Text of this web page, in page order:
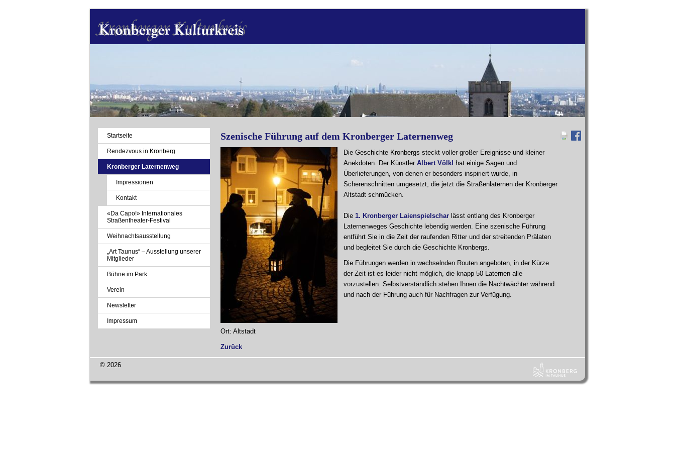
Szenische Führung auf dem Kronberger Laternenweg
Die Geschichte Kronbergs steckt voller großer Ereignisse und kleiner
Anekdoten. Der Künstler Albert Völkl
hat einige Sagen und
Überlieferungen, von denen er besonders inspiriert wurde, in
Scherenschnitten umgesetzt, die jetzt die Straßenlaternen der Kronberger
Altstadt schmücken.
Die 1. Kronberger Laienspielschar lässt entlang des Kronberger
Laternenweges Geschichte lebendig werden. Eine szenische Führung
entführt Sie in die Zeit der raufenden Ritter und der streitenden Prälaten
und begleitet Sie durch die Geschichte Kronbergs.
Die Führungen werden in wechselnden Routen angeboten, in der Kürze
der Zeit ist es leider nicht möglich, die knapp 50 Laternen alle
vorzustellen. Selbstverständlich stehen Ihnen die Nachtwächter während
und nach der Führung auch für Nachfragen zur Verfügung.
Ort: Altstadt
Zurück
Navigation
überspringen
Startseite
Rendezvous in Kronberg
Kronberger Laternenweg
Impressionen
Kontakt
«Da Capo!» Internationales
Straßentheater-Festival
Weihnachtsausstellung
„Art Taunus“ – Ausstellung unserer
Mitglieder
Bühne im Park
Verein
Newsletter
Impressum
© 2026